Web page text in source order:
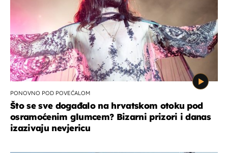
PONOVNO POD POVEĆALOM
Što se sve događalo na hrvatskom otoku pod
osramoćenim glumcem? Bizarni prizori i danas
izazivaju nevjericu